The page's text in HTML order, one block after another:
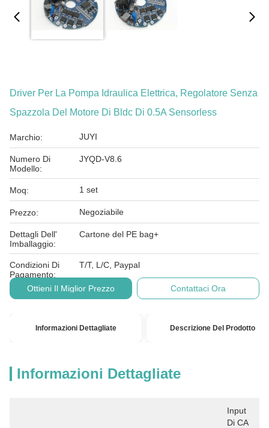
Driver Per La Pompa Idraulica Elettrica, Regolatore Senza
Spazzola Del Motore Di Bldc Di 0.5A Sensorless
Marchio: JUYI
Numero Di
Modello:
JYQD-V8.6
Moq: 1 set
Prezzo: Negoziabile
Dettagli Dell'
Imballaggio:
Cartone del PE bag+
Condizioni Di
Pagamento:
T/T, L/C, Paypal
Ottieni Il Miglior Prezzo Contattaci Ora
Informazioni Dettagliate Descrizione Del Prodotto
Informazioni Dettagliate
Input
Di CA